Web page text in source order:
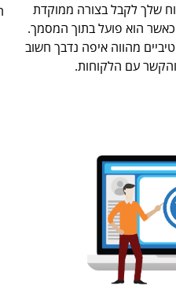
שלך לקבל בצורה ממוקדת
כאשר הוא פועל בתוך המסמך.
מהווה איפה נדבך חשוב
עם הלקוחות.